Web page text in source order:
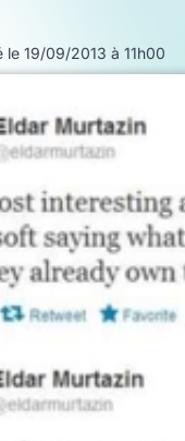
le 19/09/2013 à 11h00